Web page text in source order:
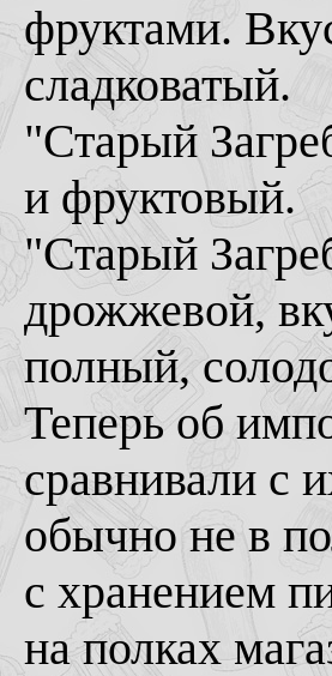
фруктами.
сладковатый.
"Старый
и фруктовый.
"Старый
дрожжевой,
полный,
Теперь об
сравнивали с
обычно не в
с хранением
на полках